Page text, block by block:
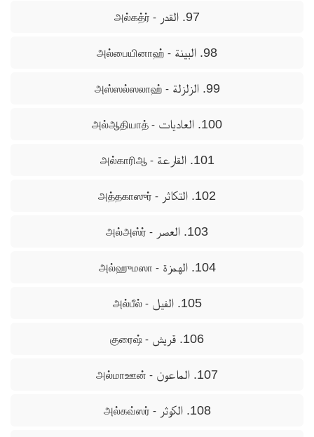
97. القدر - அல்கத்ர்
98. البينة - அல்பையினாஹ்
99. الزلزلة - அஸ்ஸல்ஸலாஹ்
100. العاديات - அல்ஆதியாத்
101. القارعة - அல்காரிஆ
102. التكاثر - அத்தகாஸுர்
103. العصر - அல்அஸ்ர்
104. الهمزة - அல்ஹுமஸா
105. الفيل - அல்பீல்
106. قريش - குரைஷ்
107. الماعون - அல்மாஊன்
108. الكوثر - அல்கவ்ஸர்